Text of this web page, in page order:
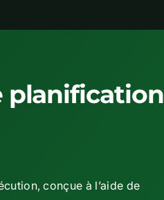
planification
conçue à l’aide de